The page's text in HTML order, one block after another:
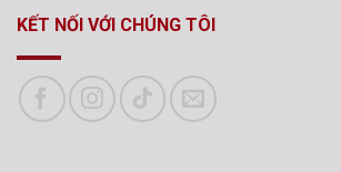
KẾT NỐI VỚI CHÚNG TÔI